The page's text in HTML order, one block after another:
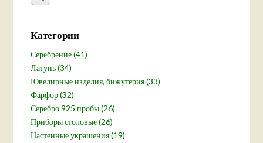
Категории
Серебрение (41)
Латунь (34)
Ювелирные изделия, бижутерия (33)
Фарфор (32)
Серебро 925 пробы (26)
Приборы столовые (26)
Настенные украшения (19)